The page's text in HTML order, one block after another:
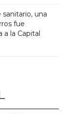
una
fue
a la Capital